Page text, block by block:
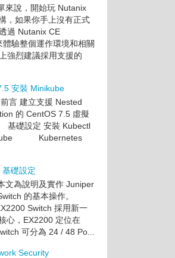
來說，開始玩 Nutanix
，如果你手上沒有正式
過 Nutanix CE
驗整個運作環境和相關
強烈建議採用支援的
安裝 Minikube
言 建立支援 Nested
的 CentOS 7.5 虛擬
設定 安裝 Kubectl
Kubernetes
基礎設定
文為說明及實作 Juniper
的基本操作。
Switch 採用新一
心，EX2200 定位在
可分為 24 / 48 Po...
Security